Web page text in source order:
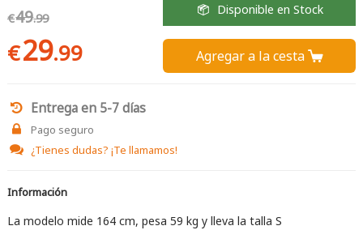
€49.99
€29.99
Disponible en Stock
Agregar a la cesta 
Entrega en 5-7 días
Pago seguro
¿Tienes dudas? ¡Te llamamos!
Información
La modelo mide 164 cm, pesa 59 kg y lleva la talla S